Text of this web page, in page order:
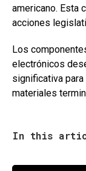
americano. Esta
acciones
Los
electrónicos
significativa
materiales
In this